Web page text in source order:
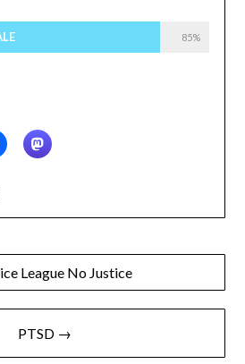
85%
League No Justice
PTSD →